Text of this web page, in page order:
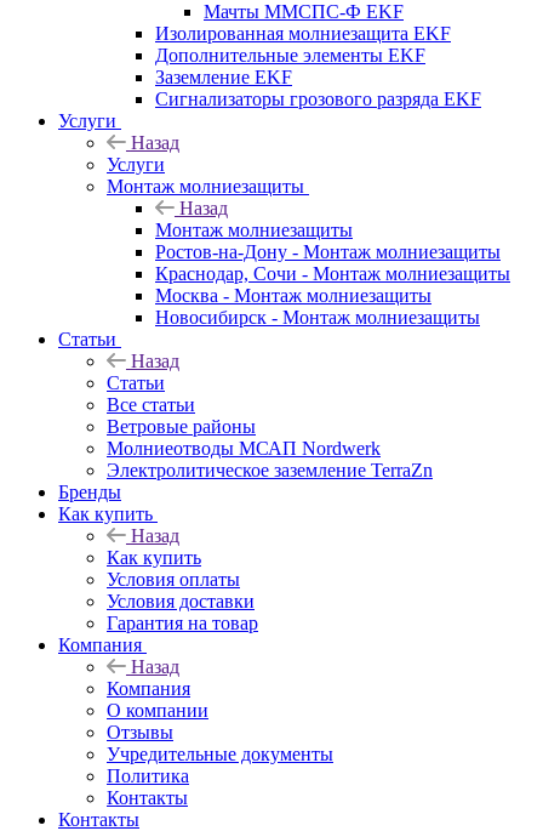
Мачты ММСПС-Ф EKF
Изолированная молниезащита EKF
Дополнительные элементы EKF
Заземление EKF
Сигнализаторы грозового разряда EKF
Услуги
Назад
Услуги
Монтаж молниезащиты
Назад
Монтаж молниезащиты
Ростов-на-Дону - Монтаж молниезащиты
Краснодар, Сочи - Монтаж молниезащиты
Москва - Монтаж молниезащиты
Новосибирск - Монтаж молниезащиты
Статьи
Назад
Статьи
Все статьи
Ветровые районы
Молниеотводы МСАП Nordwerk
Электролитическое заземление TerraZn
Бренды
Как купить
Назад
Как купить
Условия оплаты
Условия доставки
Гарантия на товар
Компания
Назад
Компания
О компании
Отзывы
Учредительные документы
Политика
Контакты
Контакты